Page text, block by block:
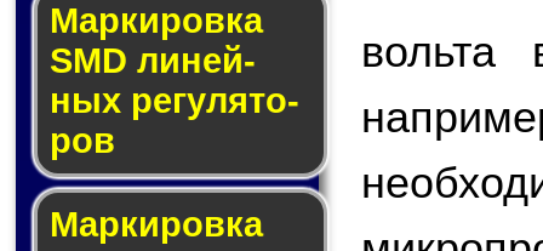
Маркировка
SMD ли­ней­
ных ре­гу­ля­то­
ров
Маркировка
вольта